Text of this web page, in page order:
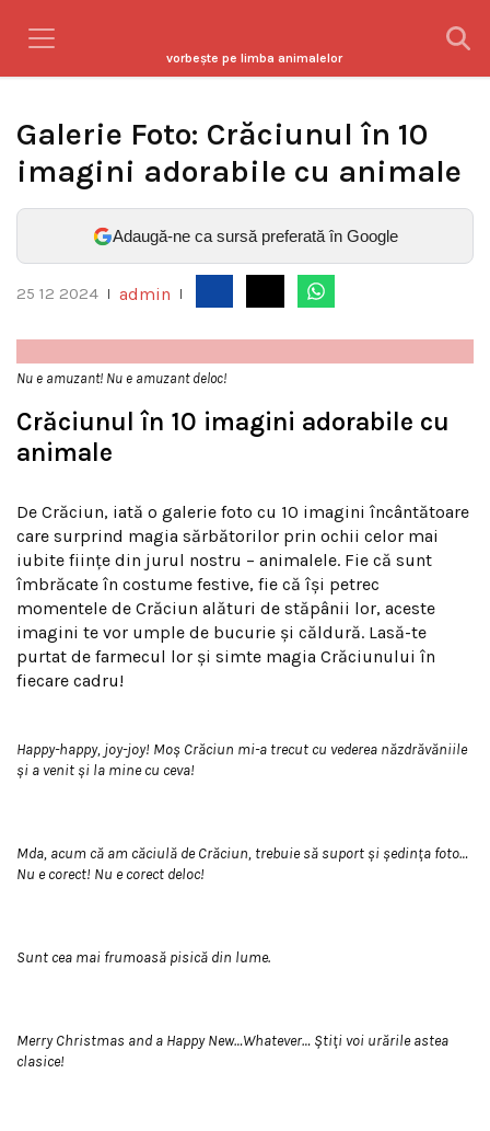
vorbeşte pe limba animalelor
Galerie Foto: Crăciunul în 10
imagini adorabile cu animale
Adaugă-ne ca sursă preferată în Google
25 12 2024 admin
Nu e amuzant! Nu e amuzant deloc!
Crăciunul în 10 imagini adorabile cu
animale
De Crăciun, iată o galerie foto cu 10 imagini încântătoare
care surprind magia sărbătorilor prin ochii celor mai
iubite ființe din jurul nostru – animalele. Fie că sunt
îmbrăcate în costume festive, fie că își petrec
momentele de Crăciun alături de stăpânii lor, aceste
imagini te vor umple de bucurie și căldură. Lasă-te
purtat de farmecul lor și simte magia Crăciunului în
fiecare cadru!
Happy-happy, joy-joy! Moș Crăciun mi-a trecut cu vederea năzdrăvăniile
și a venit și la mine cu ceva!
Mda, acum că am căciulă de Crăciun, trebuie să suport și ședința foto…
Nu e corect! Nu e corect deloc!
Sunt cea mai frumoasă pisică din lume.
Merry Christmas and a Happy New…Whatever… Știți voi urările astea
clasice!